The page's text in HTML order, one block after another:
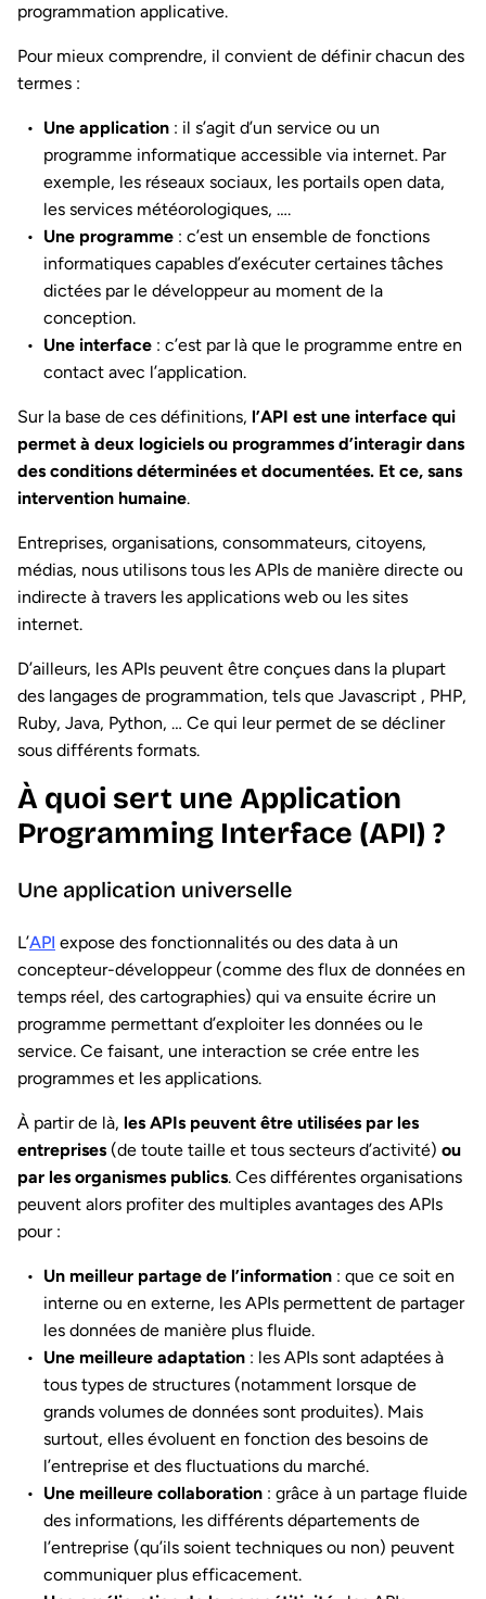
programmation applicative.
Pour mieux comprendre, il convient de définir chacun des
termes :
Une application : il s’agit d’un service ou un
programme informatique accessible via internet. Par
exemple, les réseaux sociaux, les portails open data,
les services météorologiques, ….
Une programme : c’est un ensemble de fonctions
informatiques capables d’exécuter certaines tâches
dictées par le développeur au moment de la
conception.
Une interface : c’est par là que le programme entre en
contact avec l’application.
Sur la base de ces définitions, l’API est une interface qui
permet à deux logiciels ou programmes d’interagir dans
des conditions déterminées et documentées. Et ce, sans
intervention humaine.
Entreprises, organisations, consommateurs, citoyens,
médias, nous utilisons tous les APIs de manière directe ou
indirecte à travers les applications web ou les sites
internet.
D’ailleurs, les APIs peuvent être conçues dans la plupart
des langages de programmation, tels que Javascript , PHP,
Ruby, Java, Python, … Ce qui leur permet de se décliner
sous différents formats.
À quoi sert une Application
Programming Interface (API) ?
Une application universelle
L’API expose des fonctionnalités ou des data à un
concepteur-développeur (comme des flux de données en
temps réel, des cartographies) qui va ensuite écrire un
programme permettant d’exploiter les données ou le
service. Ce faisant, une interaction se crée entre les
programmes et les applications.
À partir de là, les APIs peuvent être utilisées par les
entreprises (de toute taille et tous secteurs d’activité) ou
par les organismes publics. Ces différentes organisations
peuvent alors profiter des multiples avantages des APIs
pour :
Un meilleur partage de l’information : que ce soit en
interne ou en externe, les APIs permettent de partager
les données de manière plus fluide.
Une meilleure adaptation : les APIs sont adaptées à
tous types de structures (notamment lorsque de
grands volumes de données sont produites). Mais
surtout, elles évoluent en fonction des besoins de
l’entreprise et des fluctuations du marché.
Une meilleure collaboration : grâce à un partage fluide
des informations, les différents départements de
l’entreprise (qu’ils soient techniques ou non) peuvent
communiquer plus efficacement.